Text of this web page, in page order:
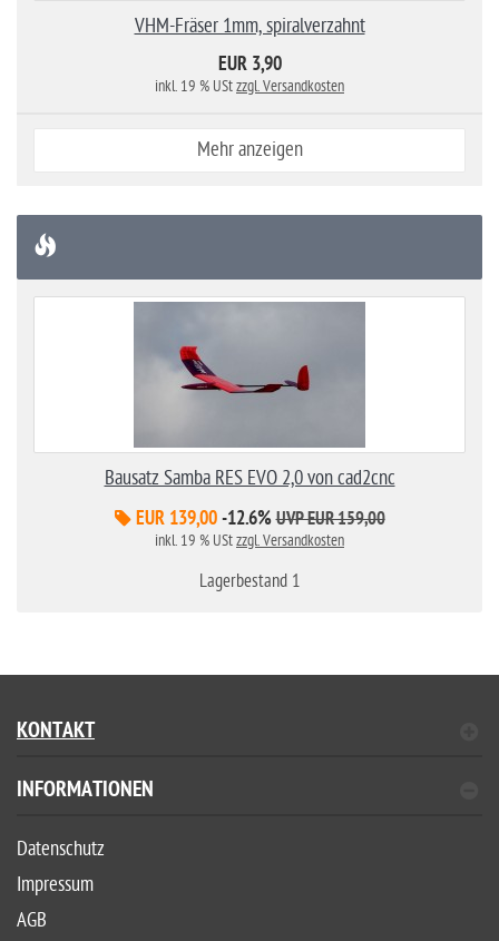
VHM-Fräser 1mm, spiralverzahnt
EUR 3,90
inkl. 19 % UStzzgl. Versandkosten
Mehr anzeigen
Bausatz Samba RES EVO 2,0 von cad2cnc
EUR 139,00 -12.6% UVP EUR 159,00
inkl. 19 % UStzzgl. Versandkosten
Lagerbestand 1
KONTAKT
INFORMATIONEN
Datenschutz
Impressum
AGB